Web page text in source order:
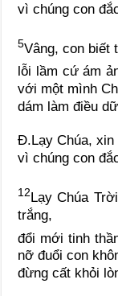
vì chúng con
5Vâng, con biết
lỗi lầm cứ ám
với một mình
dám làm điều
Đ.Lạy Chúa,
vì chúng con
12Lạy Chúa
trắng,
đổi mới tinh
nỡ đuổi con
đừng cất khỏi